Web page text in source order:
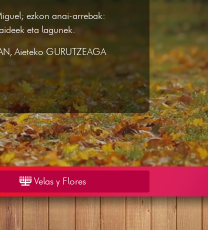
ezkon anai-arrebak:
eta lagunek.
Aieteko GURUTZEAGA
Velas y Flores